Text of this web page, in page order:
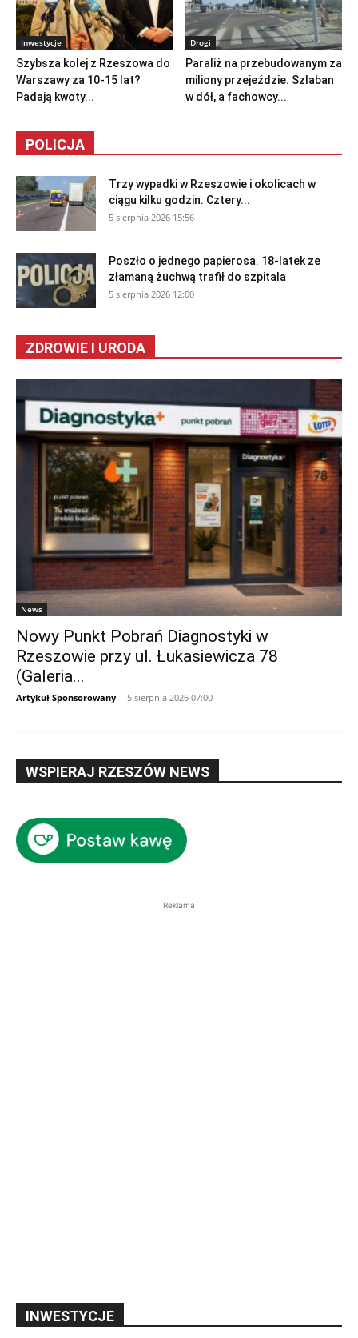
Inwestycje
Szybsza kolej z Rzeszowa do
Warszawy za 10-15 lat?
Padają kwoty...
Drogi
Paraliż na przebudowanym za
miliony przejeździe. Szlaban
w dół, a fachowcy...
POLICJA
Trzy wypadki w Rzeszowie i okolicach w
ciągu kilku godzin. Cztery...
5 sierpnia 2026 15:56
Poszło o jednego papierosa. 18-latek ze
złamaną żuchwą trafił do szpitala
5 sierpnia 2026 12:00
ZDROWIE I URODA
News
Nowy Punkt Pobrań Diagnostyki w
Rzeszowie przy ul. Łukasiewicza 78
(Galeria...
Artykuł Sponsorowany - 5 sierpnia 2026 07:00
WSPIERAJ RZESZÓW NEWS
Reklama
INWESTYCJE